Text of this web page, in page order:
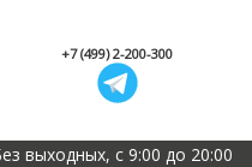
+7 (499) 2-200-300
выходных, с 9:00 до 20:00